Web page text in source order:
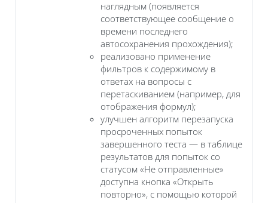
наглядным (появляется
соответствующее сообщение о
времени последнего
автосохранения прохождения);
реализовано применение
фильтров к содержимому в
ответах на вопросы с
перетаскиванием (например, для
отображения формул);
улучшен алгоритм перезапуска
просроченных попыток
завершенного теста — в таблице
результатов для попыток со
статусом «Не отправленные»
доступна кнопка «Открыть
повторно», с помощью которой